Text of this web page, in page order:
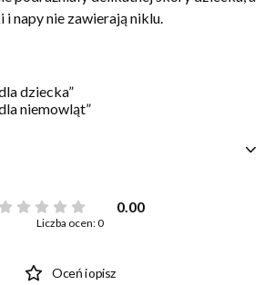
napy nie zawierają niklu.
dziecka”
niemowląt”
0.00
Liczba ocen: 0
Oceń i opisz